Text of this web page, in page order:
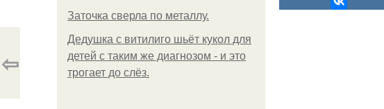
Заточка сверла по металлу.
Дедушка с витилиго шьёт кукол для
детей с таким же диагнозом - и это
трогает до слёз.
⇦